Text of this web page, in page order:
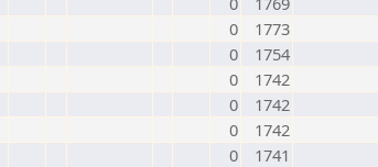
0
1773
0
1754
0
1742
0
1742
0
1742
0
1741